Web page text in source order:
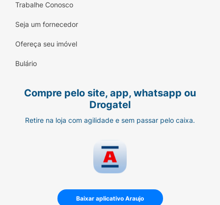
Trabalhe Conosco
Seja um fornecedor
Ofereça seu imóvel
Bulário
Compre pelo site, app, whatsapp ou
Drogatel
Retire na loja com agilidade e sem passar pelo caixa.
Baixar aplicativo Araujo